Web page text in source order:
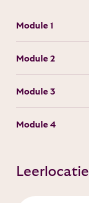
Module 1
Module 2
Module 3
Module 4
Leerlocatie